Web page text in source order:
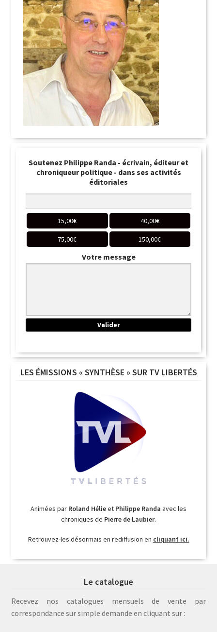
Soutenez Philippe Randa - écrivain, éditeur et
chroniqueur politique - dans ses activités
éditoriales
15,00€ 40,00€
75,00€ 150,00€
Votre message
LES ÉMISSIONS « SYNTHÈSE » SUR TV LIBERTÉS
Animées par Roland Hélieet Philippe Randa avec les
chroniques de Pierre de Laubier.
Retrouvez-les désormais en rediffusion en cliquant ici.
Le catalogue
Recevez nos catalogues mensuels de vente par
correspondance sur simple demande en cliquant sur :